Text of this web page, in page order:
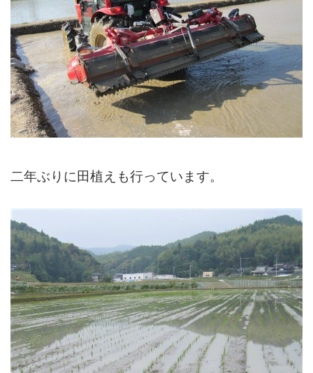
二年ぶりに田植えも行っています。